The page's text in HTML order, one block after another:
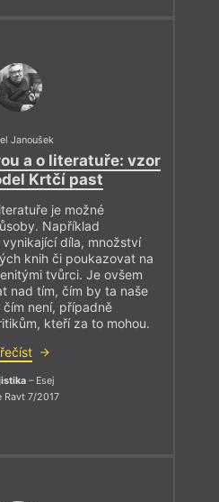
Janoušek
a o literatuře: vzor
Krtčí past
je možné
Například
díla, množství
knih či poukazovat na
tvůrci. Je ovšem
nad tím, čím by ta naše
není, případně
kteří za to mohou.
– Esej
Ravt 7/2017